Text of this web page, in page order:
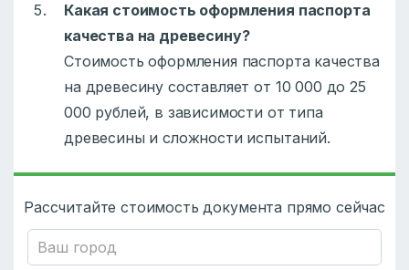
Какая стоимость оформления паспорта
качества на древесину?
Стоимость оформления паспорта качества
на древесину составляет от 10 000 до 25
000 рублей, в зависимости от типа
древесины и сложности испытаний.
Рассчитайте стоимость документа прямо сейчас